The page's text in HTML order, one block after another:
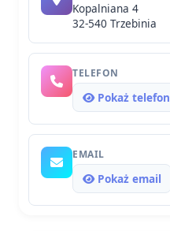
Kopalniana 4
32-540 Trzebinia
TELEFON
Pokaż telefon
EMAIL
Pokaż email